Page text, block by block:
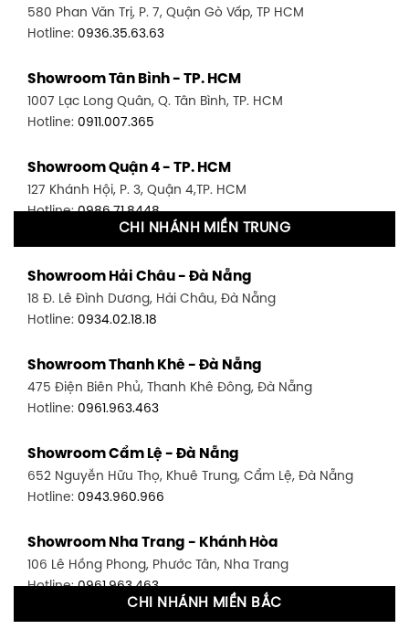
580 Phan Văn Trị, P. 7, Quận Gò Vấp, TP HCM
Hotline: 0936.35.63.63
Showroom Tân Bình - TP. HCM
1007 Lạc Long Quân, Q. Tân Bình, TP. HCM
Hotline: 0911.007.365
Showroom Quận 4 - TP. HCM
127 Khánh Hội, P. 3, Quận 4,TP. HCM
Hotline:0986.71.8448
1411 Đường 3/2, P. 16, Quận 11, TP. HCM
Hotline:0906.256.759
1448 Huỳnh Tấn Phát, Phú Thuận, Quận 7, TP HCM
Hotline:0946.480.580
348 Đ. Bạch Đằng, P. 14, Bình Thạnh, TP HCM
Hotline:0902.716.230
591 Hoàng Văn Thụ, P. 4, Tân Bình, TP HCM
Hotline:0906.256.759
Showroom Tân Bình 2 - TP. HCM
CHI NHÁNH MIỀN TRUNG
Showroom Hải Châu - Đà Nẵng
18 Đ. Lê Đình Dương, Hải Châu, Đà Nẵng
Hotline: 0934.02.18.18
Showroom Thanh Khê - Đà Nẵng
475 Điện Biên Phủ, Thanh Khê Đông, Đà Nẵng
Hotline: 0961.963.463
Showroom Cẩm Lệ - Đà Nẵng
652 Nguyễn Hữu Thọ, Khuê Trung, Cẩm Lệ, Đà Nẵng
Hotline: 0943.960.966
Showroom Nha Trang - Khánh Hòa
106 Lê Hồng Phong, Phước Tân, Nha Trang
Hotline:0961.963.463
CHI NHÁNH MIỀN BẮC